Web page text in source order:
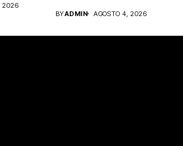
2026
BYADMIN AGOSTO 4, 2026